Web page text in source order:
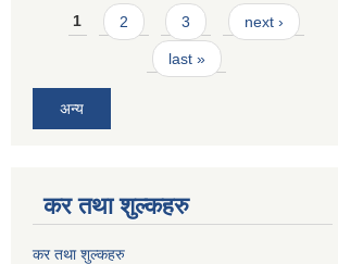
Pages
1 2 3 next ›
last »
अन्य
कर तथा शुल्कहरु
कर तथा शुल्कहरु